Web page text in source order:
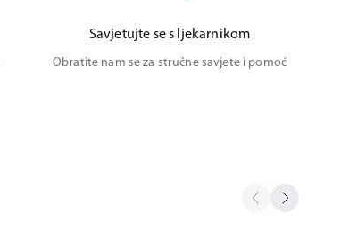
Savjetujte se s ljekarnikom
Obratite nam se za stručne savjete i pomoć